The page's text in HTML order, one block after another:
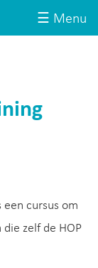
☰ Menu
een cursus om
zelf de HOP